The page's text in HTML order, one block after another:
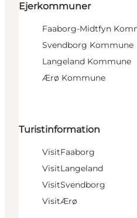
Ejerkommuner
Faaborg-Midtfyn
Svendborg Kommune
Langeland Kommune
Ærø Kommune
Turistinformation
VisitFaaborg
VisitLangeland
VisitSvendborg
VisitÆrø